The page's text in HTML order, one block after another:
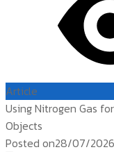
Article
Using Nitrogen Gas
Objects
Posted on28/07/2026